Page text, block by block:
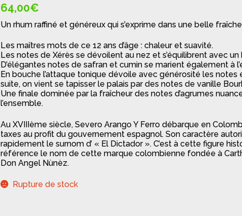
64,00€
Un rhum raffiné et généreux qui s’exprime dans une belle
Les maîtres mots de ce 12 ans d’âge : chaleur et suavité.
Les notes de Xérès se dévoilent au nez et s’équilibrent avec un
D’élégantes notes de safran et cumin se marient également à
En bouche l’attaque tonique dévoile avec générosité les notes
suite, on vient se tapisser le palais par des notes de vanille
Une finale dominée par la fraîcheur des notes d’agrumes
l’ensemble.
Au XVIIIème siècle, Severo Arango Y Ferro débarque en
taxes au profit du gouvernement espagnol. Son caractère
rapidement le surnom d’ « El Dictador ». C’est à cette figure
référence le nom de cette marque colombienne fondée à
Don Angel Nùnèz.
Rupture de stock